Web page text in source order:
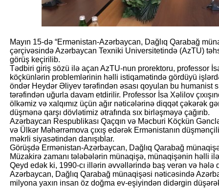
Mayın 15-də “Ermənistan-Azərbaycan, Dağlıq Qarabağ
çərçivəsində Azərbaycan Texniki Universitetində (AzTU)
görüş keçirilib.
Tədbiri giriş sözü ilə açan AzTU-nun prorektoru, professor
köçkünlərin problemlərinin həlli istiqamətində gördüyü
öndər Heydər Əliyev tərəfindən əsası qoyulan bu humanist
tərəfindən uğurla davam etdirilir. Professor İsa Xəlilov
ölkəmiz və xalqımız üçün ağır nəticələrinə diqqət çəkərək
düşmənə qarşı dövlətimiz ətrafında sıx birləşməyə çağırıb.
Azərbaycan Respublikası Qaçqın və Məcburi Köçkün
və Ülkər Məhərrəmova çıxış edərək Ermənistanın
məkrli siyasətindən danışıblar.
Görüşdə Ermənistan-Azərbaycan, Dağlıq Qarabağ
Müzakirə zamanı tələbələrin münaqişə, münaqişənin həlli
Qeyd edək ki, 1990-cı illərin əvvəllərində baş verən və hələ
Azərbaycan, Dağlıq Qarabağ münaqişəsi nəticəsində
milyona yaxın insan öz doğma ev-eşiyindən didərgin